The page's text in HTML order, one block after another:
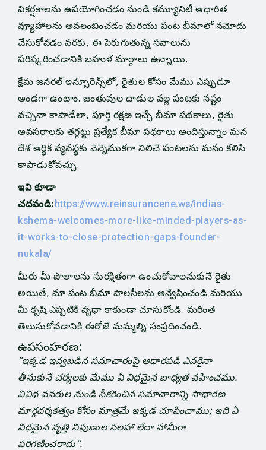
వికర్షకాలను ఉపయోగించడం నుండి కమ్యూనిటీ ఆధారిత
వ్యూహాలను అవలంబించడం మరియు పంట బీమాలో నమోదు
చేసుకోవడం వరకు, ఈ పెరుగుతున్న సవాలును
పరిష్కరించడానికి బహుళ మార్గాలు ఉన్నాయి.
క్షేమ జనరల్ ఇన్సూరెన్స్‌లో, రైతుల కోసం మేము ఎప్పుడూ
అండగా ఉంటాం. జంతువుల దాడుల వల్ల పంటకు నష్టం
వచ్చినా కాపాడేలా, పూర్తి రక్షణ ఇచ్చే బీమా పథకాలు, రైతు
అవసరాలకు తగ్గట్టు ప్రత్యేక బీమా పథకాలు అందిస్తున్నాం మన
దేశ ఆర్థిక వ్యవస్థకు వెన్నెముకగా నిలిచే పంటలను మనం కలిసి
కాపాడుకోవచ్చు.
ఇవి కూడా
చదవండి: https://www.reinsurancene.ws/indias-
kshema-welcomes-more-like-minded-players-as-
it-works-to-close-protection-gaps-founder-
nukala/
మీరు మీ పొలాలను సురక్షితంగా ఉంచుకోవాలనుకునే రైతు
అయితే, మా పంట బీమా పాలసీలను అన్వేషించండి మరియు
మీ కృషి ఎప్పటికీ వృధా కాకుండా చూసుకోండి. మరింత
తెలుసుకోవడానికి ఈరోజే మమ్మల్ని సంప్రదించండి.
ఉపసంహరణ:
“ఇక్కడ ఇవ్వబడిన సమాచారంపై ఆధారపడి ఎవరైనా
తీసుకునే చర్యలకు మేము ఏ విధమైన బాధ్యత వహించము.
వివిధ వనరుల నుండి సేకరించిన సమాచారాన్ని సాధారణ
మార్గదర్శకత్వం కోసం మాత్రమే ఇక్కడ చూపించాము; ఇది ఏ
విధమైన వృత్తి నిపుణుల సలహా లేదా హామీగా
పరిగణించరాదు”.